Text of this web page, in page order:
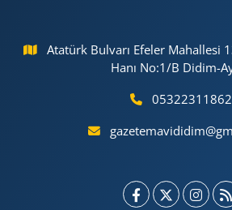
Atatürk Bulvarı Efeler Mahallesi
Hanı No:1/B Didim-
05322311862